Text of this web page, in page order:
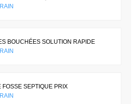
BOUCHÉES SOLUTION RAPIDE
FOSSE SEPTIQUE PRIX